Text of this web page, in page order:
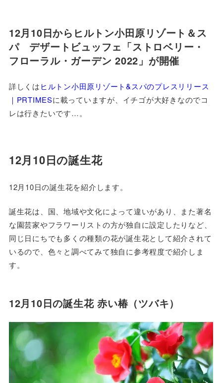
12月10日からヒルトン小田原リゾート＆ス
パ デザートビュッフェ「ストロベリー・
フローラル・ガーデン 2022」が開催
詳しくは ヒルトン小田原リゾート&スパのプレスリリース
｜PRTIMESに載っていますが、イチゴが大好きなのでコ
レは行きたいです…。
12月10日の誕生花
12月10日の誕生花を紹介します。
誕生花は、国、地域や文化によって違いがあり、また著名
な園芸家やフラワーリストの方が独自に設定したりなど、
同じ日にちでも多くの種類の花が誕生花として紹介されて
いるので、色々と調べてみて独自に参考程度で紹介しま
す。
12月10日の誕生花 赤い椿（ツバキ）